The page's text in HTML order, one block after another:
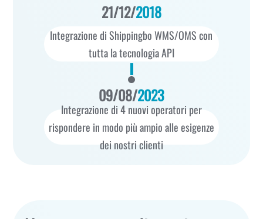
21/12/2018
Integrazione di Shippingbo WMS/OMS con
tutta la tecnologia API
09/08/2023
Integrazione di 4 nuovi operatori per
rispondere in modo più ampio alle esigenze
dei nostri clienti